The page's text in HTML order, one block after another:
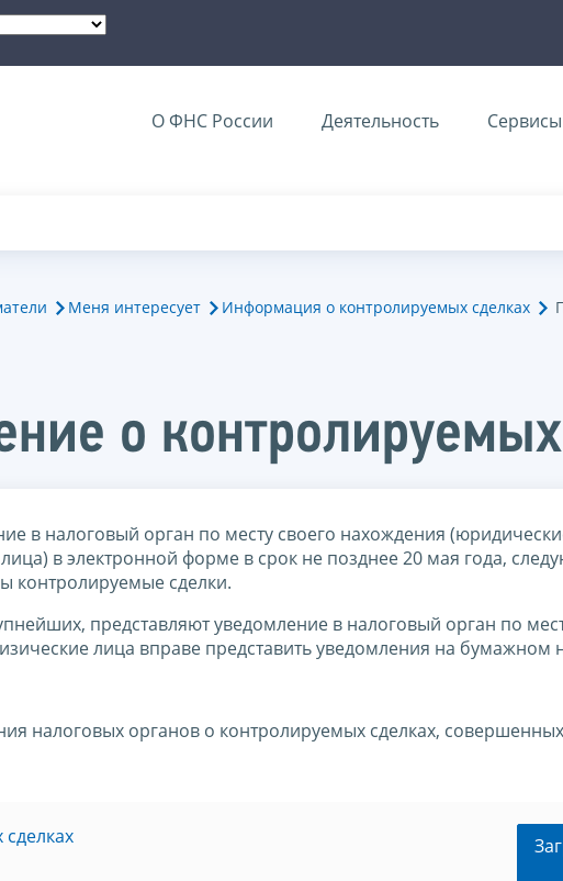
О ФНС России Деятельность Сервисы
Меня интересует Информация о контролируемых сделках
о
в налоговый орган по месту своего нахождения
в электронной форме в срок не позднее 20 мая года,
контролируемые сделки.
представляют уведомление в налоговый орган по
лица вправе представить уведомления на бумажном
налоговых органов о контролируемых сделках,